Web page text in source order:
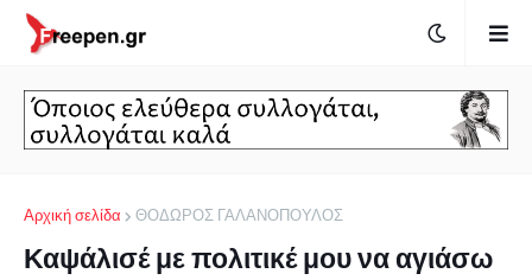
Αρχική σελίδα ΘΟΔΩΡΟΣ ΓΑΛΑΝΟΠΟΥΛΟΣ
Καψάλισέ με πολιτικέ μου να αγιάσω